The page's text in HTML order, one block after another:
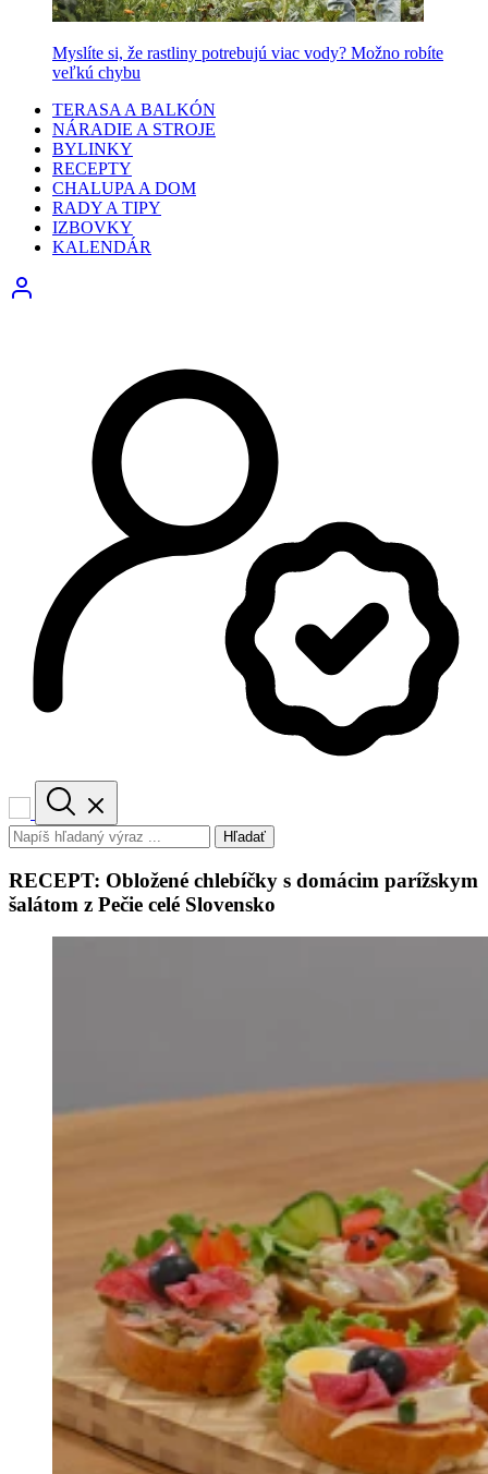
Myslíte si, že rastliny potrebujú viac vody? Možno robíte
veľkú chybu
TERASA A BALKÓN
NÁRADIE A STROJE
BYLINKY
RECEPTY
CHALUPA A DOM
RADY A TIPY
IZBOVKY
KALENDÁR
Hľadať
RECEPT: Obložené chlebíčky s domácim parížskym
šalátom z Pečie celé Slovensko